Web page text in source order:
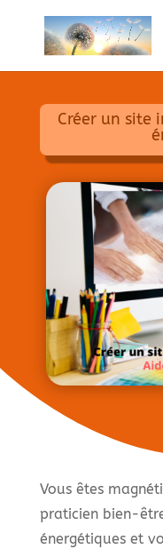
Créer un site
Vous êtes
praticien bien-
énergétiques et